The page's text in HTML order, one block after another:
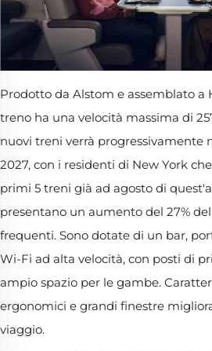
Prodotto da Alstom e assemblato a
treno ha una velocità massima di
nuovi treni verrà progressivamente
2027, con i residenti di New York
primi 5 treni già ad agosto di
presentano un aumento del 27%
frequenti. Sono dotate di un bar,
Wi-Fi ad alta velocità, con posti di
ampio spazio per le gambe.
ergonomici e grandi finestre
viaggio.